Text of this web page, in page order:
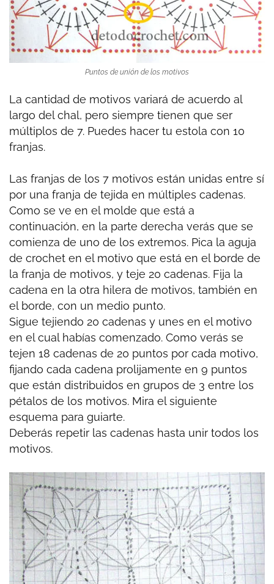
Puntos de unión de los motivos
La cantidad de motivos variará de acuerdo al
largo del chal, pero siempre tienen que ser
múltiplos de 7. Puedes hacer tu estola con 10
franjas.
Las franjas de los 7 motivos están unidas entre sí
por una franja de tejida en múltiples cadenas.
Como se ve en el molde que está a
continuación, en la parte derecha verás que se
comienza de uno de los extremos. Pica la aguja
de crochet en el motivo que está en el borde de
la franja de motivos, y teje 20 cadenas. Fija la
cadena en la otra hilera de motivos, también en
el borde, con un medio punto.
Sigue tejiendo 20 cadenas y unes en el motivo
en el cual habías comenzado. Como verás se
tejen 18 cadenas de 20 puntos por cada motivo,
fijando cada cadena prolijamente en 9 puntos
que están distribuidos en grupos de 3 entre los
pétalos de los motivos. Mira el siguiente
esquema para guiarte.
Deberás repetir las cadenas hasta unir todos los
motivos.